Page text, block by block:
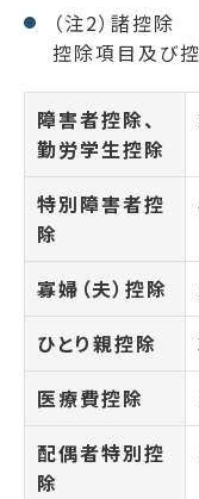
（注2）諸控除
控除項目及び
障害者控除、
勤労学生控除
特別障害者控
除
寡婦（夫）控除
ひとり親控除
医療費控除
配偶者特別控
除